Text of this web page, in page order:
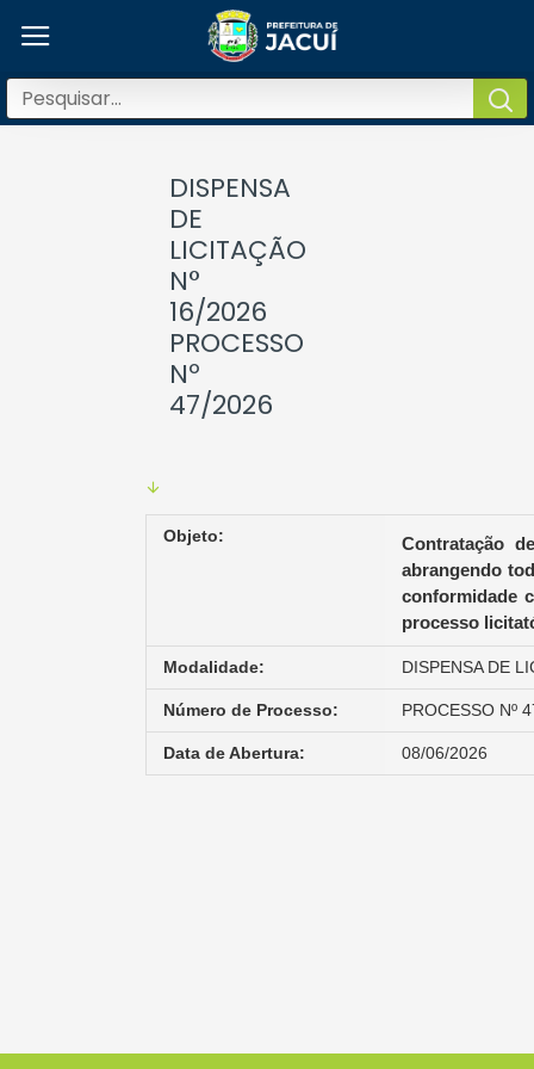
DISPENSA
DE
LICITAÇÃO
N°
16/2026
PROCESSO
Nº
47/2026
Objeto:
Contratação
abrangendo
conformidade
processo
Modalidade: DISPENSA DE
Número de Processo: PROCESSO Nº
Data de Abertura: 08/06/2026